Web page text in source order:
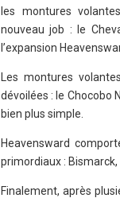
les montures
nouveau job : le
l’expansion
Les montures
dévoilées : le Chocobo
bien plus simple.
Heavensward
primordiaux : Bismarck,
Finalement, après